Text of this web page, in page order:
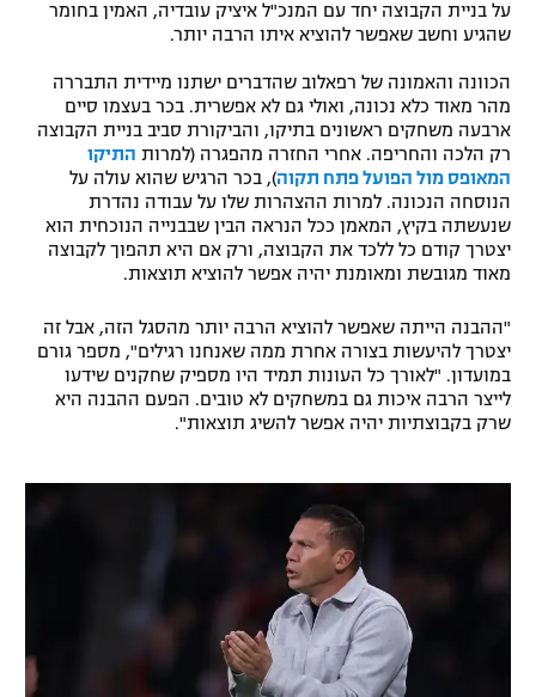
תקנון פעילות ספורט 1
רשיון להקרנה פומבית לבית עסק
הצטרפות לחבילת הערוצים
תגיות
המגזין
אומנויות לחימה
גיימינג E-Sports
על בניית הקבוצה יחד עם המנכ"ל איציק עובדיה, האמין בחומר
שהגיע וחשב שאפשר להוציא איתו הרבה יותר.
הכוונה והאמונה של רפאלוב שהדברים ישתנו מיידית התבררה
מהר מאוד כלא נכונה, ואולי גם לא אפשרית. בכר בעצמו סיים
ארבעה משחקים ראשונים בתיקו, והביקורת סביב בניית הקבוצה
רק הלכה והחריפה. אחרי החזרה מהפגרה (למרות התיקו
המאופס מול הפועל פתח תקוה), בכר הרגיש שהוא עולה על
הנוסחה הנכונה. למרות ההצהרות שלו על עבודה נהדרת
שנעשתה בקיץ, המאמן ככל הנראה הבין שבבנייה הנוכחית הוא
יצטרך קודם כל ללכד את הקבוצה, ורק אם היא תהפוך לקבוצה
מאוד מגובשת ומאומנת יהיה אפשר להוציא תוצאות.
"ההבנה הייתה שאפשר להוציא הרבה יותר מהסגל הזה, אבל זה
יצטרך להיעשות בצורה אחרת ממה שאנחנו רגילים", מספר גורם
במועדון. "לאורך כל העונות תמיד היו מספיק שחקנים שידעו
לייצר הרבה איכות גם במשחקים לא טובים. הפעם ההבנה היא
שרק בקבוצתיות יהיה אפשר להשיג תוצאות".